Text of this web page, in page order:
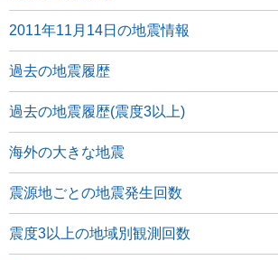
2011年11月14日の地震情報
過去の地震履歴
過去の地震履歴(震度3以上)
海外の大きな地震
震源地ごとの地震発生回数
震度3以上の地域別観測回数